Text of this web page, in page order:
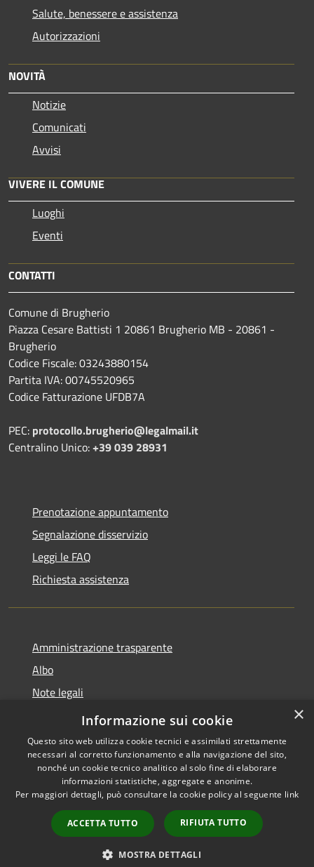
Salute, benessere e assistenza
Autorizzazioni
NOVITÀ
Notizie
Comunicati
Avvisi
VIVERE IL COMUNE
Luoghi
Eventi
CONTATTI
Comune di Brugherio
Piazza Cesare Battisti 1 20861 Brugherio MB - 20861 -
Brugherio
Codice Fiscale: 03243880154
Partita IVA: 00745520965
Codice Fatturazione UFDB7A
PEC: protocollo.brugherio@legalmail.it
Centralino Unico:+39 039 28931
Prenotazione appuntamento
Segnalazione disservizio
Leggi le FAQ
Richiesta assistenza
Amministrazione trasparente
Albo
Note legali
Dichiarazione di accessibilità
Accessibilità
Copyright © 2026 • Città di
Brugherio • Powered by
Municipium•
Accesso
redazione
×
Informazione sui cookie
Questo sito web utilizza cookie tecnici e assimilati strettamente
necessari al corretto funzionamento e alla navigazione del sito,
nonché un cookie tecnico analitico al solo fine di elaborare
informazioni statistiche, aggregate e anonime.
Per maggiori dettagli, può consultare la cookie policy al seguente link
ACCETTA TUTTO RIFIUTA TUTTO
MOSTRA DETTAGLI